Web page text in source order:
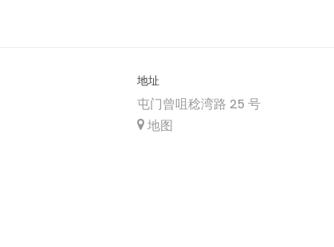
地址
屯门曾咀稔湾路 25 号
地图